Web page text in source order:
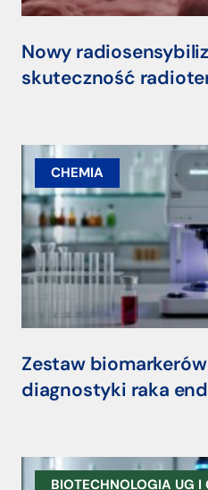
Nowy
skuteczność
CHEMIA
Zestaw
diagnostyki raka
BIOTECHNOLOGIA UG I